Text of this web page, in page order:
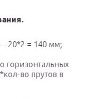
20*2 = 140 мм;
горизонтальных
во прутов в